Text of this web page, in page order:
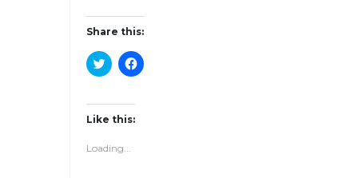
Share this:
C
l
k
o
s
h
C
l
Like this:
Loading...